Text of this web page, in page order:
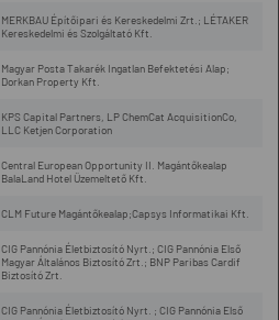
MERKBAU Építőipari és Kereskedelmi Zrt.; LÉTAKER
Kereskedelmi és Szolgáltató Kft.
Magyar Posta Takarék Ingatlan Befektetési Alap;
Dorkan Property Kft.
KPS Capital Partners, LP ChemCat AcquisitionCo,
LLC Ketjen Corporation
Central European Opportunity II. Magántőkealap
BalaLand Hotel Üzemeltető Kft.
CLM Future Magántőkealap;Capsys Informatikai Kft.
CIG Pannónia Életbiztosító Nyrt.; CIG Pannónia Első
Magyar Általános Biztosító Zrt.; BNP Paribas Cardif
Biztosító Zrt.
CIG Pannónia Életbiztosító Nyrt. ; CIG Pannónia Első